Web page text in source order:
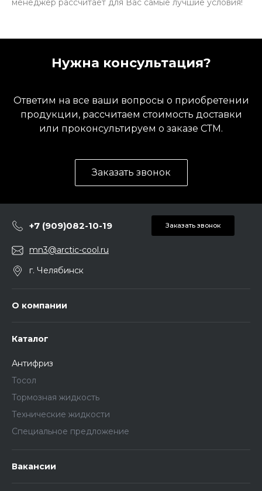
менеджер рассчитает для Вас самые лучшие условия!
Нужна консультация?
Ответим на все ваши вопросы о приобретении
продукции, рассчитаем стоимость доставки
или проконсультируем о заказе СТМ.
Заказать звонок
+7 (909)082-10-19 Заказать звонок
mn3@arctic-cool.ru
г. Челябинск
О компании
Каталог
Антифриз
Тосол
Тормозная жидкость
Технические жидкости
Специальное предложение
Вакансии